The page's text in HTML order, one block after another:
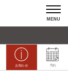
MENU
お知らせ 予約